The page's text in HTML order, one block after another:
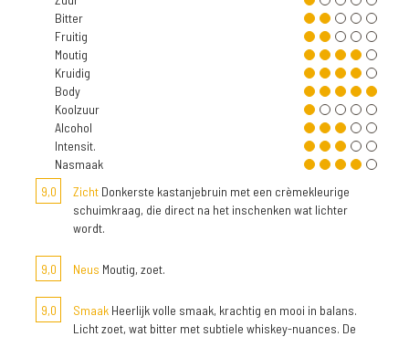
Bitter
Fruitig
Moutig
Kruidig
Body
Koolzuur
Alcohol
Intensit.
Nasmaak
9,0
Zicht Donkerste kastanjebruin met een crèmekleurige
schuimkraag, die direct na het inschenken wat lichter
wordt.
9,0 Neus Moutig, zoet.
9,0 Smaak Heerlijk volle smaak, krachtig en mooi in balans.
Licht zoet, wat bitter met subtiele whiskey-nuances. De